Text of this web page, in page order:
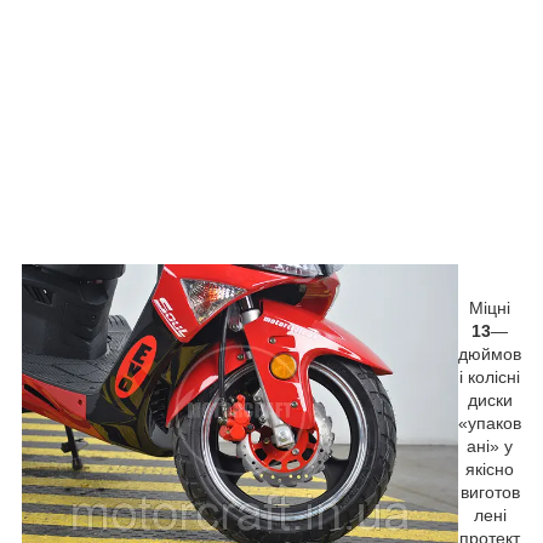
Міцні
13—
дюймов
і колісні
диски
«упаков
ані» у
якісно
виготов
лені
протект